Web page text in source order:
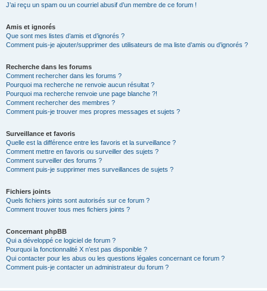
J’ai reçu un spam ou un courriel abusif d’un membre de ce forum !
Amis et ignorés
Que sont mes listes d’amis et d’ignorés ?
Comment puis-je ajouter/supprimer des utilisateurs de ma liste d’amis ou d’ignorés ?
Recherche dans les forums
Comment rechercher dans les forums ?
Pourquoi ma recherche ne renvoie aucun résultat ?
Pourquoi ma recherche renvoie une page blanche ?!
Comment rechercher des membres ?
Comment puis-je trouver mes propres messages et sujets ?
Surveillance et favoris
Quelle est la différence entre les favoris et la surveillance ?
Comment mettre en favoris ou surveiller des sujets ?
Comment surveiller des forums ?
Comment puis-je supprimer mes surveillances de sujets ?
Fichiers joints
Quels fichiers joints sont autorisés sur ce forum ?
Comment trouver tous mes fichiers joints ?
Concernant phpBB
Qui a développé ce logiciel de forum ?
Pourquoi la fonctionnalité X n’est pas disponible ?
Qui contacter pour les abus ou les questions légales concernant ce forum ?
Comment puis-je contacter un administrateur du forum ?